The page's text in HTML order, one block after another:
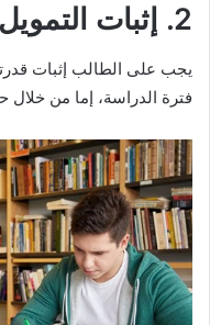
2. إثبات التمويل
يجب على الطالب إثبات
فترة الدراسة، إما من